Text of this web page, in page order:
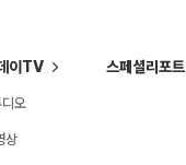
이TV
오
상
스페셜리포트